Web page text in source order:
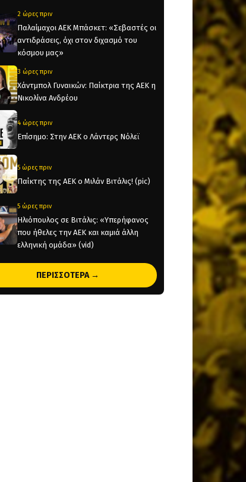
2 ώρες πριν
Παλαίμαχοι ΑΕΚ Μπάσκετ: «Σεβαστές οι
αντιδράσεις, όχι στον διχασμό του
κόσμου μας»
3 ώρες πριν
Χάντμπολ Γυναικών: Παίκτρια της ΑΕΚ η
Νικολίνα Ανδρέου
4 ώρες πριν
Επίσημο: Στην ΑΕΚ ο Λάντερς Νόλεϊ
5 ώρες πριν
Παίκτης της ΑΕΚ ο Μιλάν Βιτάλις! (pic)
5 ώρες πριν
Ηλιόπουλος σε Βιτάλις: «Υπερήφανος
που ήθελες την ΑΕΚ και καμιά άλλη
ελληνική ομάδα» (vid)
11 ώρες πριν
«Θέλτα και ΑΕΚ μάχονται για τον Κέρβιν
Αριάνγκα»
ΠΕΡΙΣΣΟΤΕΡΑ →